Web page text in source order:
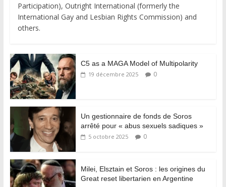
Participation), Outright International (formerly the
International Gay and Lesbian Rights Commission) and
others.
C5 as a MAGA Model of Multipolarity
19 décembre 2025 0
Un gestionnaire de fonds de Soros
arrêté pour « abus sexuels sadiques »
5 octobre 2025 0
Milei, Elsztain et Soros : les origines du
Great reset libertarien en Argentine